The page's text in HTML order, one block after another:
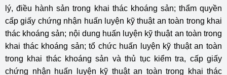
lý, điều hành sản trong khai thác khoáng sản; thẩm quyền
cấp giấy chứng nhận huấn luyện kỹ thuật an toàn trong khai
thác khoáng sản; nội dung huấn luyện kỹ thuật an toàn trong
khai thác khoáng sản; tổ chức huấn luyện kỹ thuật an toàn
trong khai thác khoáng sản và thủ tục kiểm tra, cấp giấy
chứng nhận huấn luyện kỹ thuật an toàn trong khai thác